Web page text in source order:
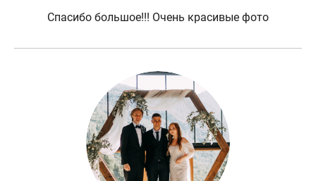
Спасибо большое!!! Очень красивые фото